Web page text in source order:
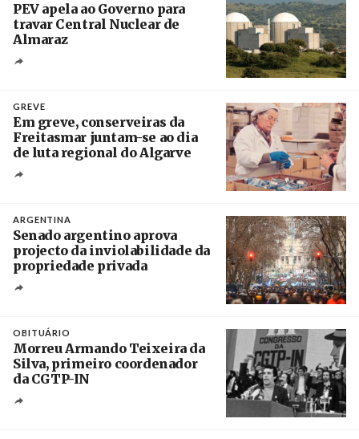
PEV apela ao Governo para
travar Central Nuclear de
Almaraz
GREVE
Em greve, conserveiras da
Freitasmar juntam-se ao dia
de luta regional do Algarve
ARGENTINA
Senado argentino aprova
projecto da inviolabilidade da
propriedade privada
OBITUÁRIO
Morreu Armando Teixeira da
Silva, primeiro coordenador
da CGTP-IN